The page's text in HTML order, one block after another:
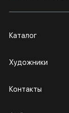
Каталог
Художники
Контакты